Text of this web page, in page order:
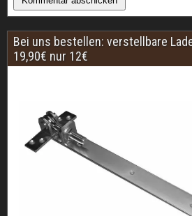
Bei uns bestellen: verstellbare
19,90€ nur 12€